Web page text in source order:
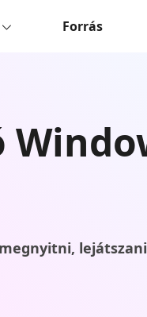
Forrás